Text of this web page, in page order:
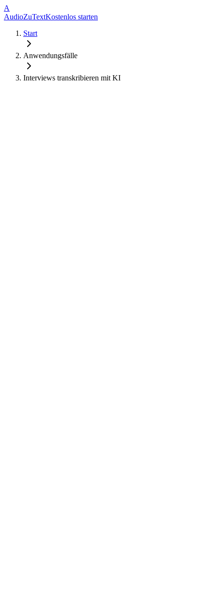
A
AudioZuTextKostenlos starten
Start
Anwendungsfälle
Interviews transkribieren mit KI